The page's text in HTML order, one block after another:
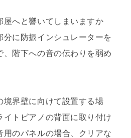
屋へと響いてしまいますか
に防振インシュレーターを
階下への音の伝わりを弱め
境界壁に向けて設置する場
トピアノの背面に取り付け
のパネルの場合、クリアな